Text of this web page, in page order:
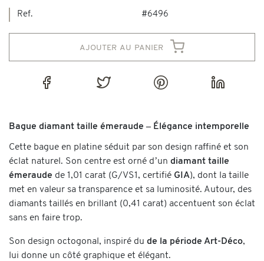
Ref. #6496
ajouter au panier
Bague diamant taille émeraude – Élégance intemporelle
Cette bague en platine séduit par son design raffiné et son
éclat naturel. Son centre est orné d’un diamant taille
émeraude de 1,01 carat (G/VS1, certifié GIA), dont la taille
met en valeur sa transparence et sa luminosité. Autour, des
diamants taillés en brillant (0,41 carat) accentuent son éclat
sans en faire trop.
Son design octogonal, inspiré du de la période Art-Déco,
lui donne un côté graphique et élégant.